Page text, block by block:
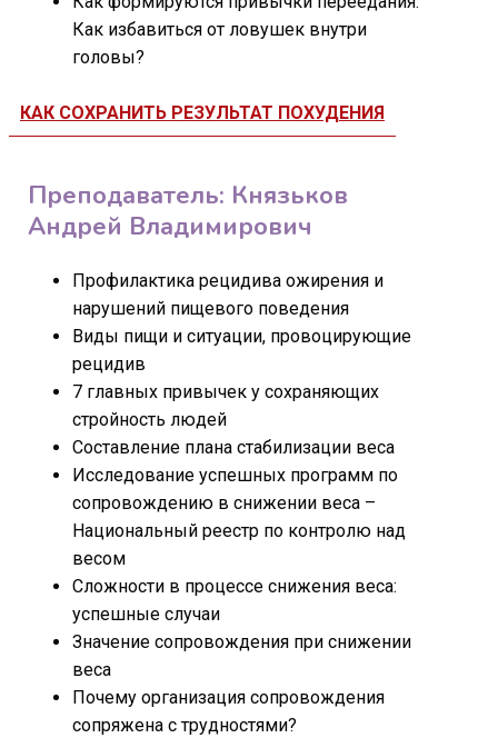
Как избавиться от ловушек внутри
головы?
КАК СОХРАНИТЬ РЕЗУЛЬТАТ ПОХУДЕНИЯ
Преподаватель: Князьков
Андрей Владимирович
Профилактика рецидива ожирения и
нарушений пищевого поведения
Виды пищи и ситуации, провоцирующие
рецидив
7 главных привычек у сохраняющих
стройность людей
Составление плана стабилизации веса
Исследование успешных программ по
сопровождению в снижении веса –
Национальный реестр по контролю над
весом
Сложности в процессе снижения веса:
успешные случаи
Значение сопровождения при снижении
веса
Почему организация сопровождения
сопряжена с трудностями?